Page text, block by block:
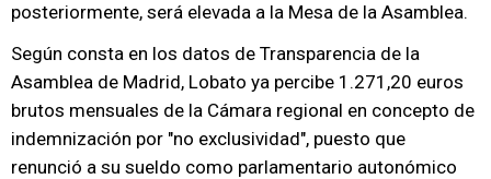
posteriormente, será elevada a la Mesa de la Asamblea.
Según consta en los datos de Transparencia de la
Asamblea de Madrid, Lobato ya percibe 1.271,20 euros
brutos mensuales de la Cámara regional en concepto de
indemnización por "no exclusividad", puesto que
renunció a su sueldo como parlamentario autonómico